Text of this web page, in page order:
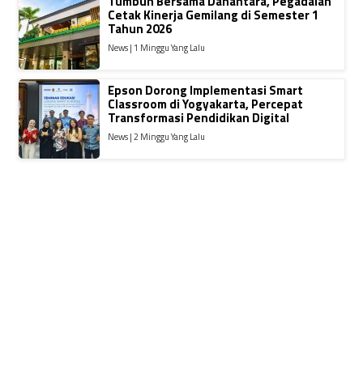
Cetak Kinerja Gemilang di Semester 1
Tahun 2026
News | 1 Minggu Yang Lalu
Epson Dorong Implementasi Smart
Classroom di Yogyakarta, Percepat
Transformasi Pendidikan Digital
News | 2 Minggu Yang Lalu